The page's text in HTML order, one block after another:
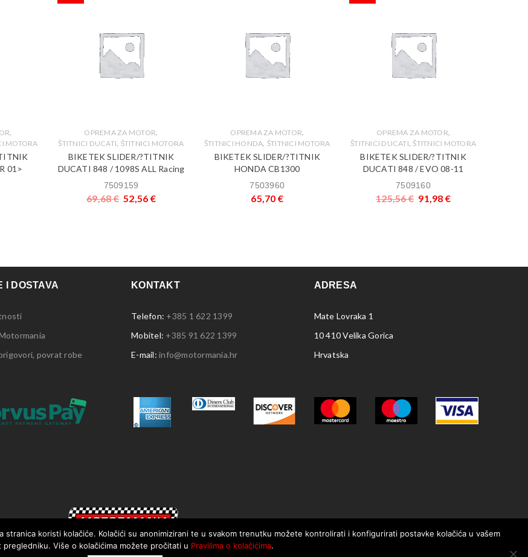
,
MOTORA
01>
OPREMA ZA MOTOR,
ŠTITNICI DUCATI, ŠTITNICI MOTORA
BIKETEK SLIDER/?TITNIK
DUCATI 848 / 1098S ALL Racing
7509159
69,68€ 52,56 €
OPREMA ZA MOTOR,
ŠTITNICI HONDA, ŠTITNICI MOTORA
BIKETEK SLIDER/?TITNIK
HONDA CB1300
7503960
65,70 €
OPREMA ZA MOTOR,
ŠTITNICI DUCATI, ŠTITNICI MOTORA
BIKETEK SLIDER/?TITNIK
DUCATI 848 / EVO 08-11
7509160
125,56€ 91,98 €
I DOSTAVA
povrat robe
KONTAKT
Telefon: +385 1 622 1399
Mobitel: +385 91 622 1399
E-mail: info@motormania.hr
ADRESA
Mate Lovraka 1
10 410 Velika Gorica
Hrvatska
stranica koristi kolačiće. Kolačići su anonimizirani te u svakom trenutku možete kontrolirati i konfigurirati postavke kolačića u vašem
pregledniku. Više o kolačićima možete pročitati u Pravilima o kolačićima.